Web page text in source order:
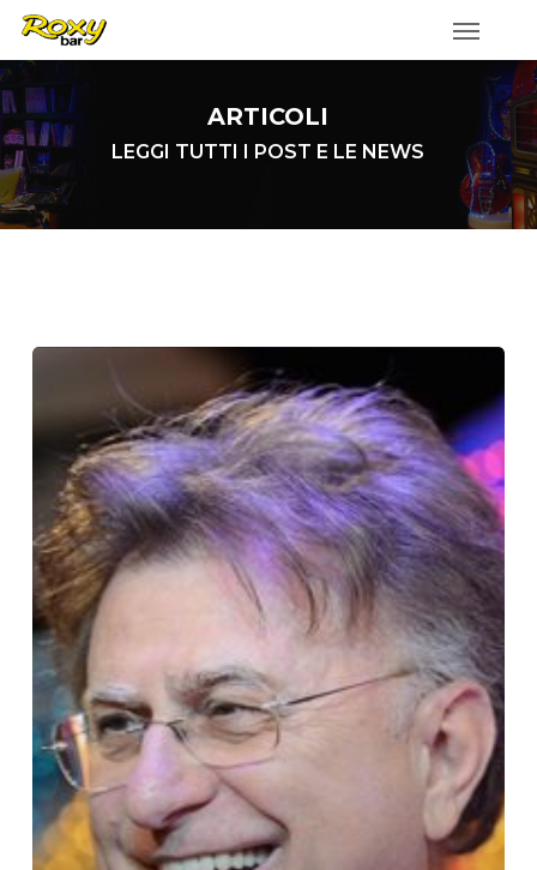
Skip
main
content
ARTICOLI
LEGGI TUTTI I POST E LE NEWS